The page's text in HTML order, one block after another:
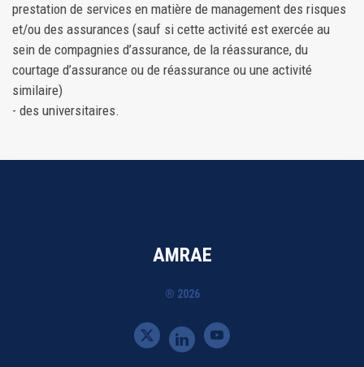
prestation de services en matière de management des risques
et/ou des assurances (sauf si cette activité est exercée au
sein de compagnies d’assurance, de la réassurance, du
courtage d’assurance ou de réassurance ou une activité
similaire)
- des universitaires.
AMRAE
® 2026